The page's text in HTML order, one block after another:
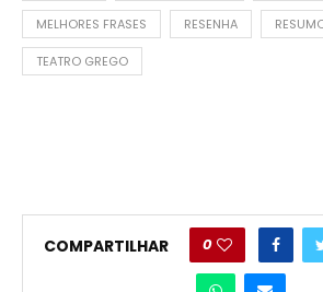
MELHORES FRASES RESENHA
TEATRO GREGO
COMPARTILHAR 0